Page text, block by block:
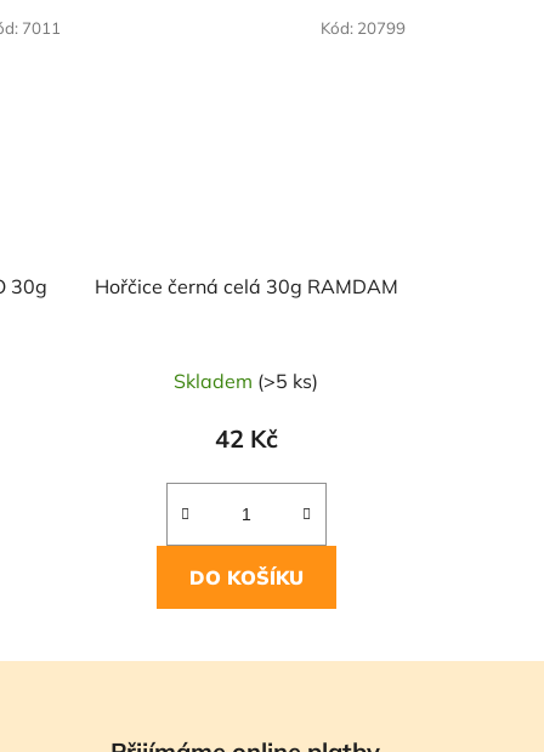
30g
7011
Hořčice černá celá 30g RAMDAM
Skladem (>5 ks)
42 Kč
DO KOŠÍKU
Kód: 20799